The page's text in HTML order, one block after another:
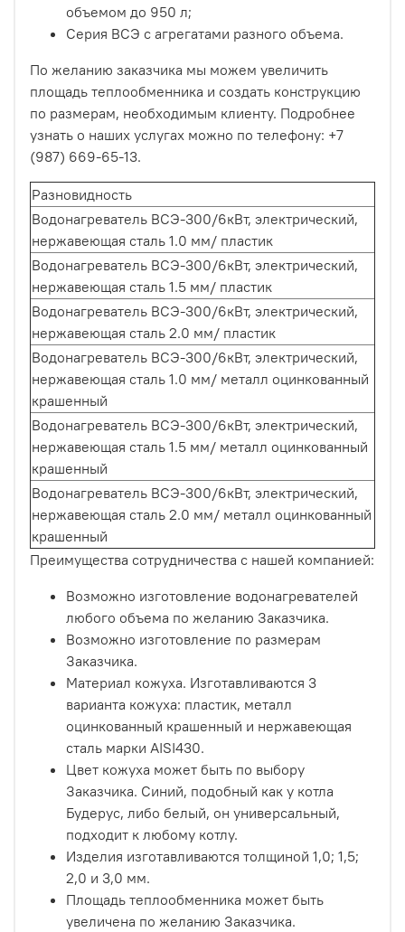
объемом до 950 л;
Серия ВСЭ с агрегатами разного объема.
По желанию заказчика мы можем увеличить
площадь теплообменника и создать конструкцию
по размерам, необходимым клиенту. Подробнее
узнать о наших услугах можно по телефону: +7
(987) 669-65-13.
Разновидность
Водонагреватель ВСЭ-300/6кВт, электрический,
нержавеющая сталь 1.0 мм/ пластик
Водонагреватель ВСЭ-300/6кВт, электрический,
нержавеющая сталь 1.5 мм/ пластик
Водонагреватель ВСЭ-300/6кВт, электрический,
нержавеющая сталь 2.0 мм/ пластик
Водонагреватель ВСЭ-300/6кВт, электрический,
нержавеющая сталь 1.0 мм/ металл оцинкованный
крашенный
Водонагреватель ВСЭ-300/6кВт, электрический,
нержавеющая сталь 1.5 мм/ металл оцинкованный
крашенный
Водонагреватель ВСЭ-300/6кВт, электрический,
нержавеющая сталь 2.0 мм/ металл оцинкованный
крашенный
Преимущества сотрудничества с нашей компанией:
Возможно изготовление водонагревателей
любого объема по желанию Заказчика.
Возможно изготовление по размерам
Заказчика.
Материал кожуха. Изготавливаются 3
варианта кожуха: пластик, металл
оцинкованный крашенный и нержавеющая
сталь марки AISI430.
Цвет кожуха может быть по выбору
Заказчика. Синий, подобный как у котла
Будерус, либо белый, он универсальный,
подходит к любому котлу.
Изделия изготавливаются толщиной 1,0; 1,5;
2,0 и 3,0 мм.
Площадь теплообменника может быть
увеличена по желанию Заказчика.